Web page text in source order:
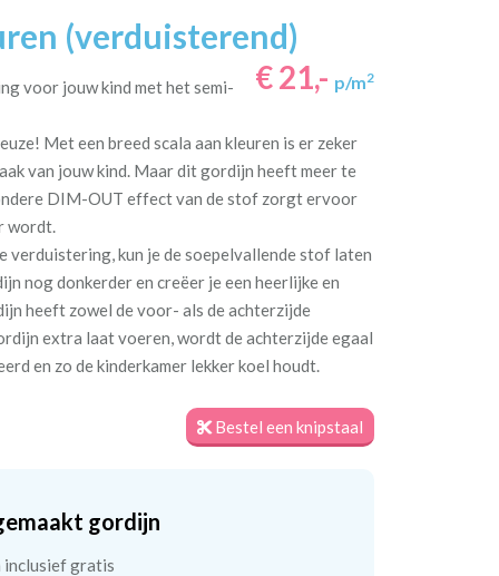
(verduisterend)
€ 21,- p/m2
voor jouw kind met het semi-
Met een breed scala aan kleuren is er zeker
van jouw kind. Maar dit gordijn heeft meer te
DIM-OUT effect van de stof zorgt ervoor
wordt.
verduistering, kun je de soepelvallende stof laten
nog donkerder en creëer je een heerlijke en
heeft zowel de voor- als de achterzijde
extra laat voeren, wordt de achterzijde egaal
en zo de kinderkamer lekker koel houdt.
Bestel een knipstaal
gordijn
inclusief gratis